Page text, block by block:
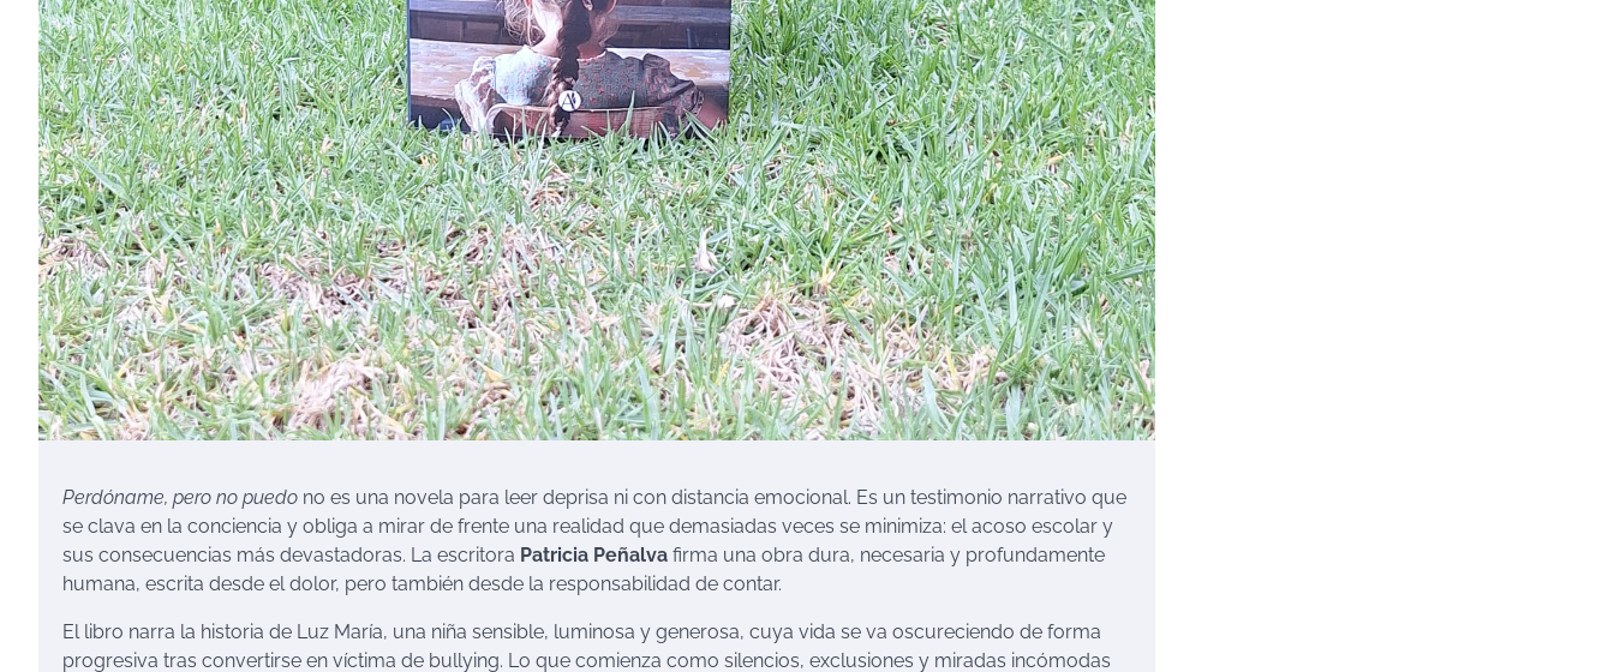
Perdóname, pero no puedo no es una novela para leer deprisa ni con distancia emocional. Es un testimonio narrativo que
se clava en la conciencia y obliga a mirar de frente una realidad que demasiadas veces se minimiza: el acoso escolar y
sus consecuencias más devastadoras. La escritora Patricia Peñalva firma una obra dura, necesaria y profundamente
humana, escrita desde el dolor, pero también desde la responsabilidad de contar.
El libro narra la historia de Luz María, una niña sensible, luminosa y generosa, cuya vida se va oscureciendo de forma
progresiva tras convertirse en víctima de bullying. Lo que comienza como silencios, exclusiones y miradas incómodas